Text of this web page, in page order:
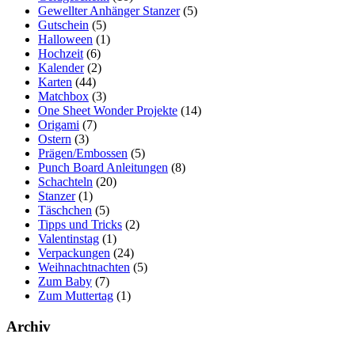
Gewellter Anhänger Stanzer(5)
Gutschein (5)
Halloween (1)
Hochzeit (6)
Kalender(2)
Karten (44)
Matchbox (3)
One Sheet Wonder Projekte (14)
Origami (7)
Ostern (3)
Prägen/Embossen (5)
Punch Board Anleitungen (8)
Schachteln (20)
Stanzer(1)
Täschchen (5)
Tipps und Tricks (2)
Valentinstag (1)
Verpackungen (24)
Weihnachtnachten (5)
Zum Baby (7)
Zum Muttertag (1)
Archiv